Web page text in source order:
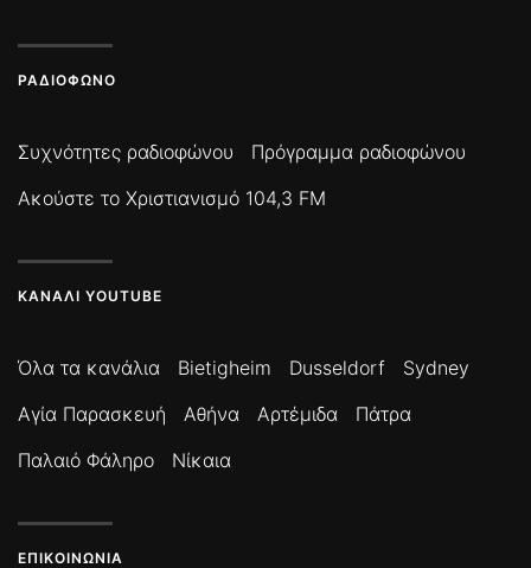
ΡΑΔΙΌΦΩΝΟ
Συχνότητες ραδιοφώνου
Πρόγραμμα ραδιοφώνου
Ακούστε το Χριστιανισμό 104,3 FM
ΚΑΝΆΛΙ YOUTUBE
Όλα τα κανάλια Bietigheim Dusseldorf
Sydney
Αγία Παρασκευή
Αθήνα Αρτέμιδα
Πάτρα
Παλαιό Φάληρο
Νίκαια
ΕΠΙΚΟΙΝΩΝΊΑ